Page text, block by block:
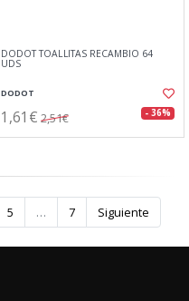
DODOT TOALLITAS RECAMBIO 64
UDS
DODOT
1,61€ 2,51€ - 36%
5 … 7 Siguiente